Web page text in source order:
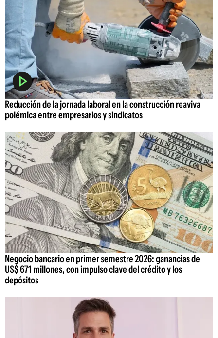
Reducción de la jornada laboral en la construcción reaviva
polémica entre empresarios y sindicatos
Negocio bancario en primer semestre 2026: ganancias de
US$ 671 millones, con impulso clave del crédito y los
depósitos